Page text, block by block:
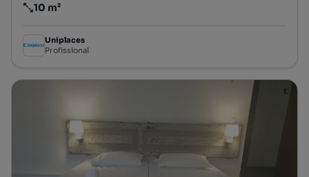
Preço por metro quadrado
10 m²
Uniplaces
Profissional